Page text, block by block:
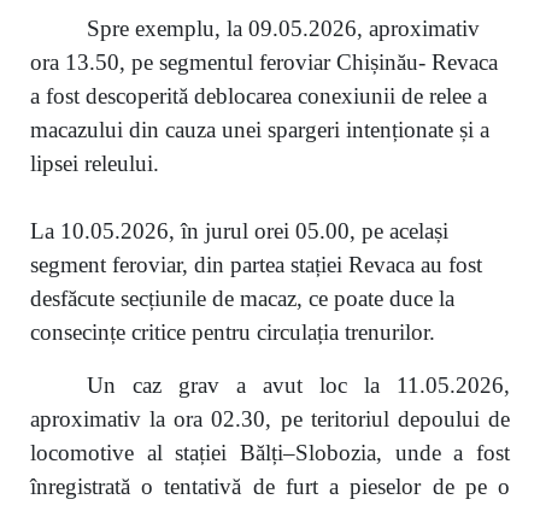
Spre exemplu, la 09.05.2026, aproximativ
ora 13.50, pe segmentul feroviar Chișinău- Revaca
a fost descoperită deblocarea conexiunii de relee a
macazului din cauza unei spargeri intenționate și a
lipsei releului.
La 10.05.2026, în jurul orei 05.00, pe același
segment feroviar, din partea stației Revaca au fost
desfăcute secțiunile de macaz, ce poate duce la
consecințe critice pentru circulația trenurilor.
Un caz grav a avut loc la 11.05.2026,
aproximativ la ora 02.30, pe teritoriul depoului de
locomotive al stației Bălți–Slobozia, unde a fost
înregistrată o tentativă de furt a pieselor de pe o